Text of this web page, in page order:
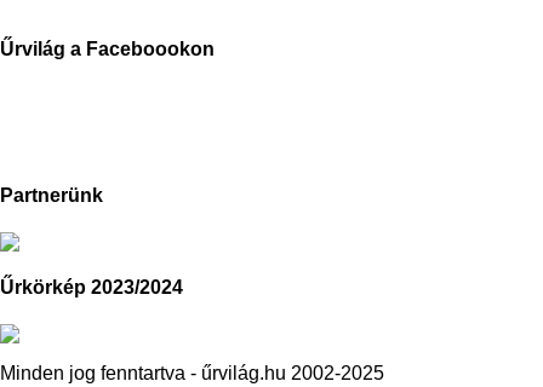
Űrvilág a Faceboookon
Partnerünk
Űrkörkép 2023/2024
Minden jog fenntartva - űrvilág.hu 2002-2025